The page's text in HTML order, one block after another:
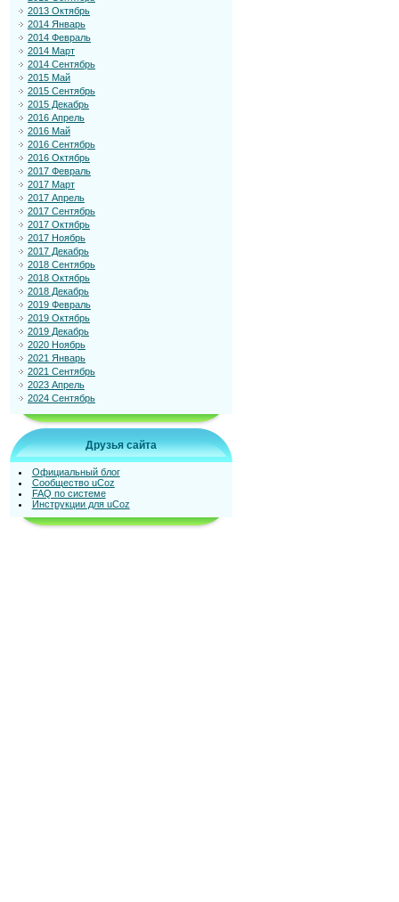
2013 Октябрь
2014 Январь
2014 Февраль
2014 Март
2014 Сентябрь
2015 Май
2015 Сентябрь
2015 Декабрь
2016 Апрель
2016 Май
2016 Сентябрь
2016 Октябрь
2017 Февраль
2017 Март
2017 Апрель
2017 Сентябрь
2017 Октябрь
2017 Ноябрь
2017 Декабрь
2018 Сентябрь
2018 Октябрь
2018 Декабрь
2019 Февраль
2019 Октябрь
2019 Декабрь
2020 Ноябрь
2021 Январь
2021 Сентябрь
2023 Апрель
2024 Сентябрь
Друзья сайта
Официальный блог
Сообщество uCoz
FAQ по системе
Инструкции для uCoz